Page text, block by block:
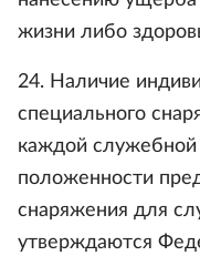
жизни либо
24. Наличие
специального
каждой
положенности
снаряжения для
утверждаются